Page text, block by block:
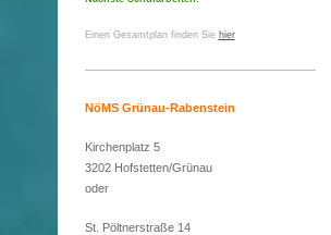
Einen Gesamtplan finden Sie hier
NöMS Grünau-Rabenstein
Kirchenplatz 5
3202 Hofstetten/Grünau
oder
St. Pöltnerstraße 14